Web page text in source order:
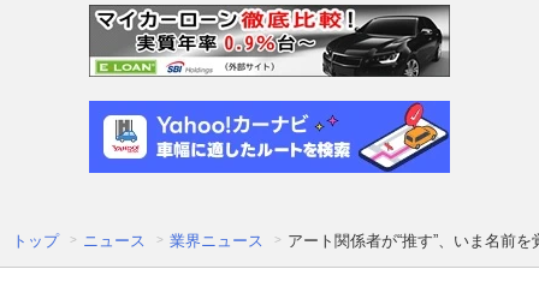
トップ ニュース 業界ニュース アート関係者が“推す”、いま名前